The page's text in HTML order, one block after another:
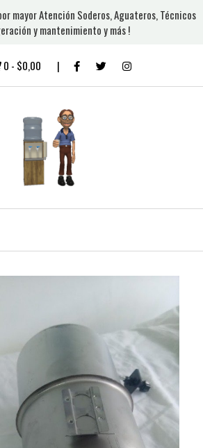
mayor Atención Soderos, Aguateros, Técnicos
y mantenimiento y más !
0 - $0,00